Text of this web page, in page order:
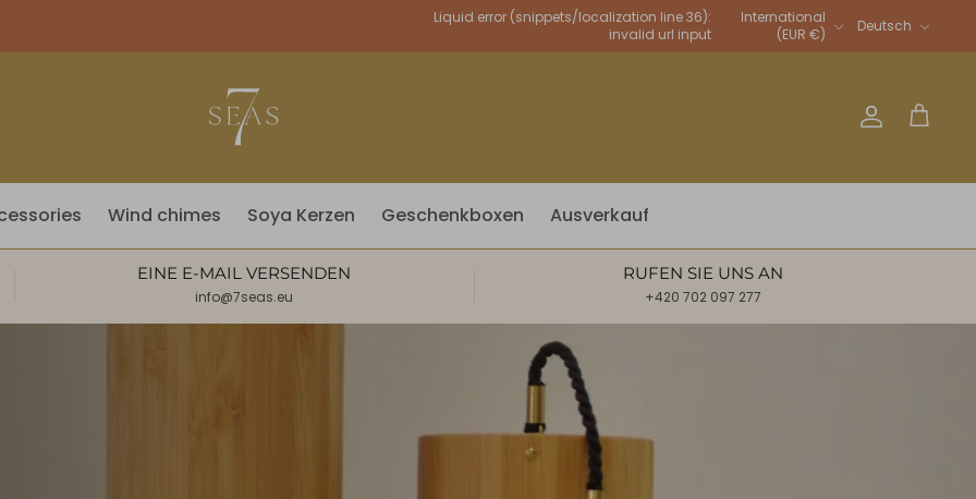
Liquid error (snippets/localization line 36):
invalid url input
International
(EUR €)
Deutsch
AccountWarenkorb
Wind chimes Soya Kerzen Geschenkboxen Ausverkauf
EINE E-MAIL VERSENDEN
info@7seas.eu
RUFEN SIE UNS AN
+420 702 097 277